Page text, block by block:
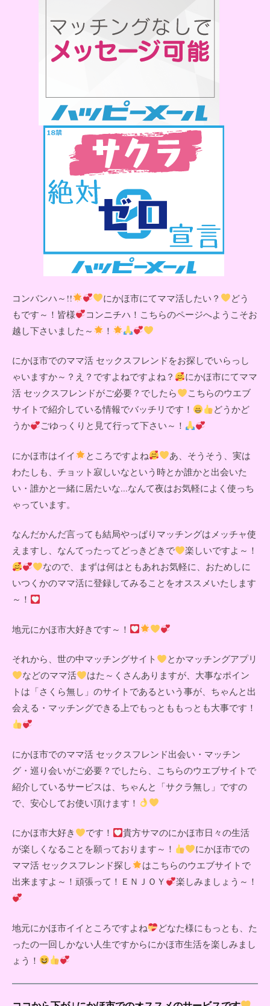
コンバンハ～!! にかほ市にてママ活したい？
どう
もです～！皆様
コンニチハ！こちらのページへようこそお
越し下さいました～
！
にかほ市でのママ活 セックスフレンドをお探しでいらっし
ゃいますか～？え？ですよねですよね？
にかほ市にてママ
活 セックスフレンドがご必要？でしたら
こちらのウエブ
サイトで紹介している情報でバッチリです！
どうかど
うか
ごゆっくりと見て行って下さい～！
にかほ市はイイ ところですよね
あ、そうそう、実は
わたしも、チョット寂しいなという時とか誰かと出会いた
い・誰かと一緒に居たいな...なんて夜はお気軽によく使っち
ゃっています。
なんだかんだ言っても結局やっぱりマッチングはメッチャ使
えますし、なんてったってどっきどきで
楽しいですよ～！
なので、まずは何はともあれお気軽に、おためしに
いつくかのママ活に登録してみることをオススメいたします
～！
地元にかほ市大好きです～！
それから、世の中マッチングサイト
とかマッチングアプリ
などのママ活
はた～くさんありますが、大事なポイン
トは「さくら無し」のサイトであるという事が、ちゃんと出
会える・マッチングできる上でもっとももっとも大事です！
にかほ市でのママ活 セックスフレンド出会い・マッチン
グ・巡り会いがご必要？でしたら、こちらのウエブサイトで
紹介しているサービスは、ちゃんと「サクラ無し」ですの
で、安心してお使い頂けます！
にかほ市大好き です！
貴方サマのにかほ市日々の生活
が楽しくなることを願っております～！
にかほ市での
ママ活 セックスフレンド探し
はこちらのウエブサイトで
出来ますよ～！頑張って！ＥＮＪＯＹ
楽しみましょう～！
地元にかほ市イイところですよね
どなた様にもっとも、た
ったの一回しかない人生ですからにかほ市生活を楽しみまし
ょう！